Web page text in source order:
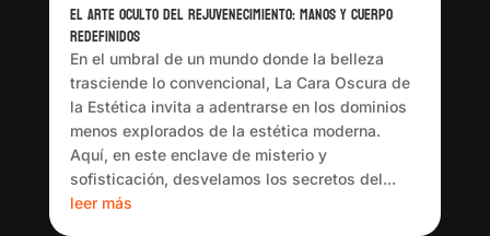
El Arte Oculto del Rejuvenecimiento: Manos y Cuerpo
Redefinidos
En el umbral de un mundo donde la belleza
trasciende lo convencional, La Cara Oscura de
la Estética invita a adentrarse en los dominios
menos explorados de la estética moderna.
Aquí, en este enclave de misterio y
sofisticación, desvelamos los secretos del...
leer más